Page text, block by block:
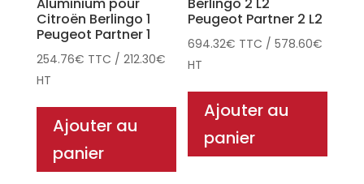
Aluminium pour
Citroën Berlingo 1
Peugeot Partner 1
254.76€ TTC / 212.30€
HT
Ajouter au
panier
Berlingo 2 L2
Peugeot Partner 2 L2
694.32€ TTC /578.60€
HT
Ajouter au
panier